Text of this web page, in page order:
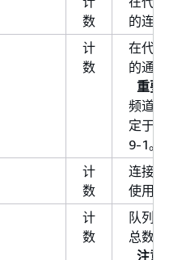
数
的连
计
数
在代
的通
重要
频道
定于
9-1。
计
数
连接
使用
计
数
队列
总数。
注意